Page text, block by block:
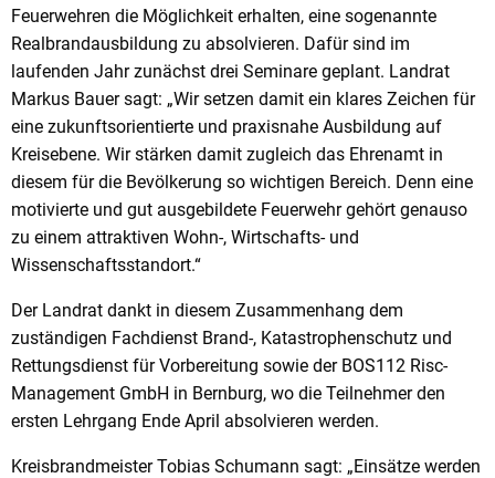
Feuerwehren die Möglichkeit erhalten, eine sogenannte
Realbrandausbildung zu absolvieren. Dafür sind im
laufenden Jahr zunächst drei Seminare geplant. Landrat
Markus Bauer sagt: „Wir setzen damit ein klares Zeichen für
eine zukunftsorientierte und praxisnahe Ausbildung auf
Kreisebene. Wir stärken damit zugleich das Ehrenamt in
diesem für die Bevölkerung so wichtigen Bereich. Denn eine
motivierte und gut ausgebildete Feuerwehr gehört genauso
zu einem attraktiven Wohn-, Wirtschafts- und
Wissenschaftsstandort.“
Der Landrat dankt in diesem Zusammenhang dem
zuständigen Fachdienst Brand-, Katastrophenschutz und
Rettungsdienst für Vorbereitung sowie der BOS112 Risc-
Management GmbH in Bernburg, wo die Teilnehmer den
ersten Lehrgang Ende April absolvieren werden.
Kreisbrandmeister Tobias Schumann sagt: „Einsätze werden